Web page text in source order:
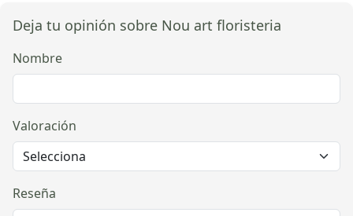
Deja tu opinión sobre Nou art floristeria
Nombre
Valoración
Reseña